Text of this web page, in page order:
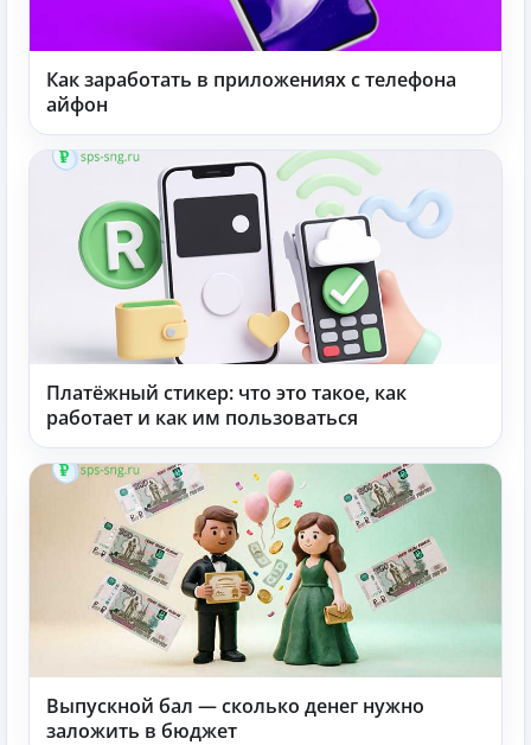
Как заработать в приложениях с телефона
айфон
Платёжный стикер: что это такое, как
работает и как им пользоваться
Выпускной бал — сколько денег нужно
заложить в бюджет